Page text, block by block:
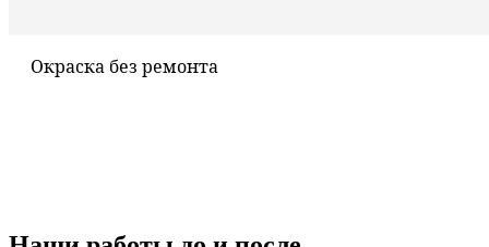
Окраска без ремонта